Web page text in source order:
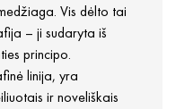
Vis dėlto tai
– ji sudaryta iš
principo.
linija, yra
ir noveliškais